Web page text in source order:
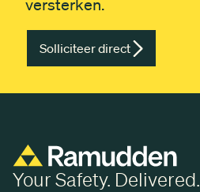
versterken.
Solliciteer direct
Your Safety. Delivered.